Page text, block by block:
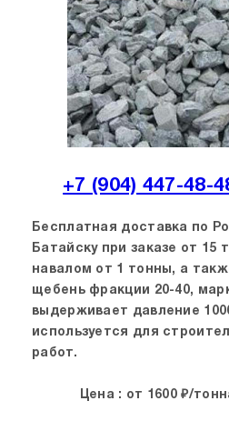
+7 (904) 447-48-
Бесплатная доставка по
Батайску при заказе от 15
навалом от 1 тонны, а
щебень фракции 20-40,
выдерживает давление
используется для
работ.
Цена : от 1600 ₽/